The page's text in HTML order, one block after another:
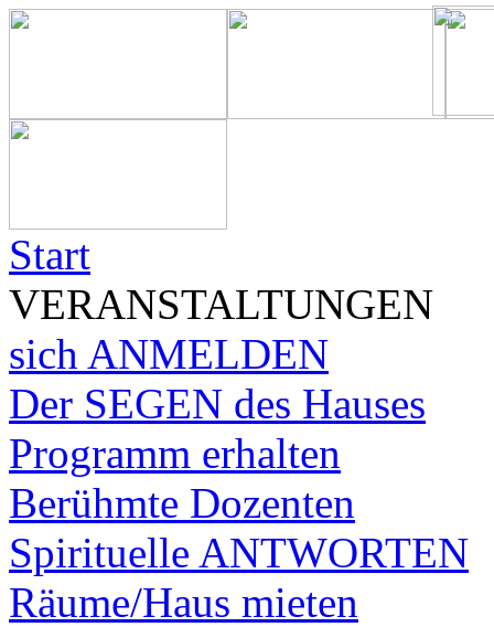
Start
VERANSTALTUNGEN
sich ANMELDEN
Der SEGEN des Hauses
Programm erhalten
Berühmte Dozenten
Spirituelle ANTWORTEN
Räume/Haus mieten